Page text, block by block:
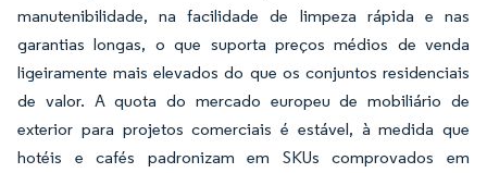
manutenibilidade, na facilidade de limpeza rápida e nas
garantias longas, o que suporta preços médios de venda
ligeiramente mais elevados do que os conjuntos residenciais
de valor. A quota do mercado europeu de mobiliário de
exterior para projetos comerciais é estável, à medida que
hotéis e cafés padronizam em SKUs comprovados em